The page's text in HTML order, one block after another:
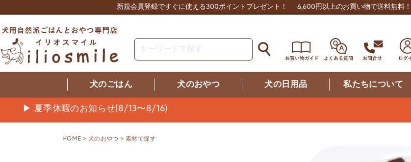
新規会員登録ですぐに使える300ポイントプレゼント！ 6,600円以上のお買い物で送料無料！
犬のごはん 犬のおやつ 犬の日用品 私たちについて
▶ 夏季休暇のお知らせ(8/13〜8/16)
HOME 犬のおやつ 素材で探す